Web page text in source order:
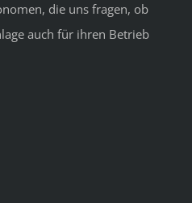
die uns fragen, ob
auch für ihren Betrieb